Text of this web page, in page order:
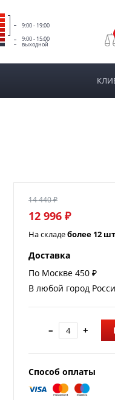
9:00 - 19:00
9:00 - 15:00
выходной
14 440 ₽
12 996 ₽
На складеболее 12
Доставка
По Москве 450 ₽
В любой город
– +
Способ оплаты